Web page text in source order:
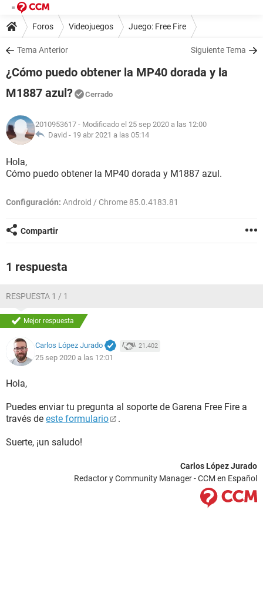
Foros Videojuegos Juego: Free Fire
Tema Anterior Siguiente Tema
¿Cómo puedo obtener la MP40 dorada y la
M1887 azul?
Cerrado
2010953617 - Modificado el 25 sep 2020 a las 12:00
David - 19 abr 2021 a las 05:14
Hola,
Cómo puedo obtener la MP40 dorada y M1887 azul.
Configuración: Android / Chrome 85.0.4183.81
Compartir
1 respuesta
RESPUESTA 1 / 1
Mejor respuesta
Carlos López Jurado 21.402
25 sep 2020 a las 12:01
Hola,
Puedes enviar tu pregunta al soporte de Garena Free Fire a
través de este formulario .
Suerte, ¡un saludo!
Carlos López Jurado
Redactor y Community Manager - CCM en Español